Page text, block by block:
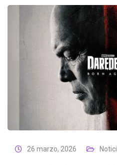
26 marzo, 2026